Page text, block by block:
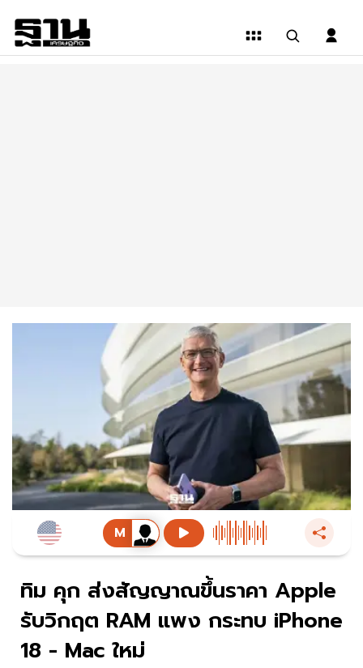
ทิม คุก ส่งสัญญาณขึ้นราคา Apple
รับวิกฤต RAM แพง กระทบ iPhone
18 - Mac ใหม่